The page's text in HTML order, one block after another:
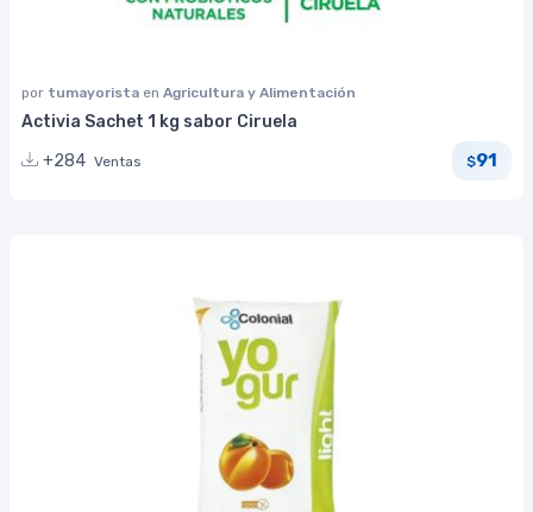
por tumayorista en Agricultura y Alimentación
Activia Sachet 1 kg sabor Ciruela
+284 Ventas $91